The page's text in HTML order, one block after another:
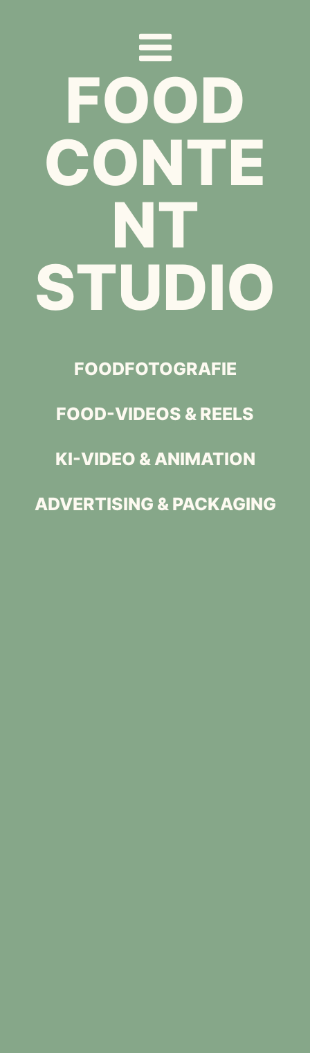
FOOD
CONTE
NT
STUDIO
FOODFOTOGRAFIE
FOOD-VIDEOS & REELS
KI-VIDEO & ANIMATION
ADVERTISING & PACKAGING